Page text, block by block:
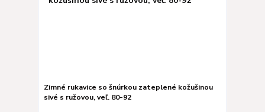
Zimné rukavice so šnúrkou zateplené kožušinou
sivé s ružovou, veľ. 80-92